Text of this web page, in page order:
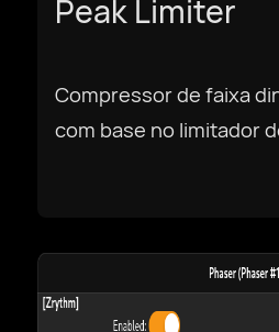
Peak Limiter
Compressor de faixa
com base no limitador